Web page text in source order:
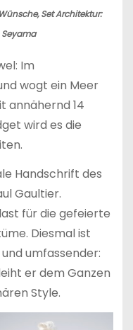
Set Architektur:
Im
wogt ein Meer
annähernd 14
wird es die
Handschrift des
Gaultier.
für die gefeierte
Diesmal ist
umfassender:
er dem Ganzen
Style.